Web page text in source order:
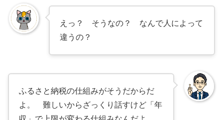
えっ？ そうなの？ なんで人によって
違うの？
ふるさと納税の仕組みがそうだからだ
よ。 難しいからざっくり話すけど「年